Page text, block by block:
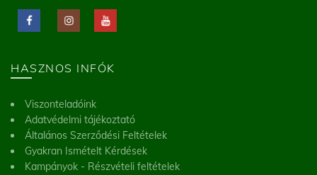
HASZNOS INFÓK
Viszonteladóink
Adatvédelmi tájékoztató
Általános Szerződési Feltételek
Gyakran Ismételt Kérdések
Kampányok - Részvételi feltételek